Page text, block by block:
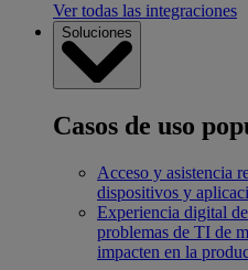
Ver todas las integraciones
Soluciones
Casos de uso
Acceso y asistencia
dispositivos y
Experiencia digital
problemas de TI de
impacten en la